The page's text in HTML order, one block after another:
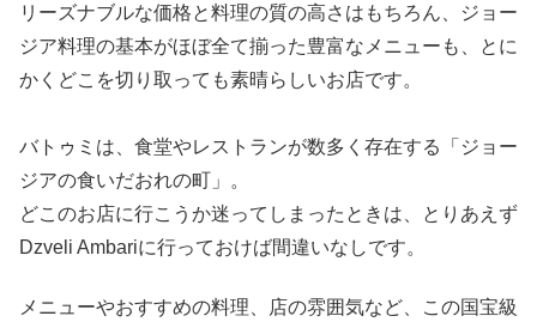
リーズナブルな価格と料理の質の高さはもちろん、ジョー
ジア料理の基本がほぼ全て揃った豊富なメニューも、とに
かくどこを切り取っても素晴らしいお店です。
バトゥミは、食堂やレストランが数多く存在する「ジョー
ジアの食いだおれの町」。
どこのお店に行こうか迷ってしまったときは、とりあえず
Dzveli Ambariに行っておけば間違いなしです。
メニューやおすすめの料理、店の雰囲気など、この国宝級